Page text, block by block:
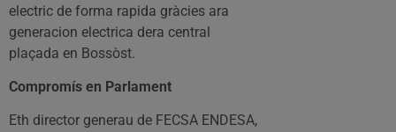
electric de forma rapida gràcies ara
generacion electrica dera central
plaçada en Bossòst.
Compromís en Parlament
Eth director generau de FECSA ENDESA,